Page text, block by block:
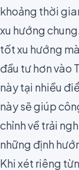
khoảng thời
xu hướng
tốt xu hướng
đầu tư hơn vào
nàytại nhiều
này sẽ giúp
chỉnh về trải
những định
Khi xét riêng